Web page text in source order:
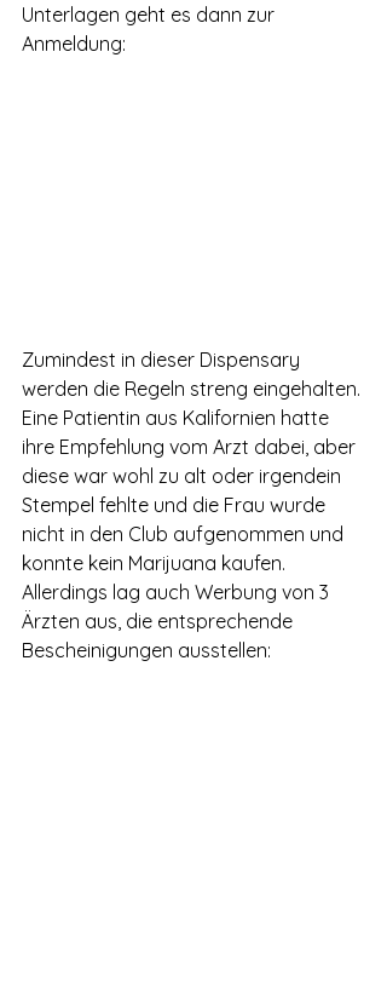
Unterlagen geht es dann zur
Anmeldung:
Zumindest in dieser Dispensary
werden die Regeln streng eingehalten.
Eine Patientin aus Kalifornien hatte
ihre Empfehlung vom Arzt dabei, aber
diese war wohl zu alt oder irgendein
Stempel fehlte und die Frau wurde
nicht in den Club aufgenommen und
konnte kein Marijuana kaufen.
Allerdings lag auch Werbung von 3
Ärzten aus, die entsprechende
Bescheinigungen ausstellen: